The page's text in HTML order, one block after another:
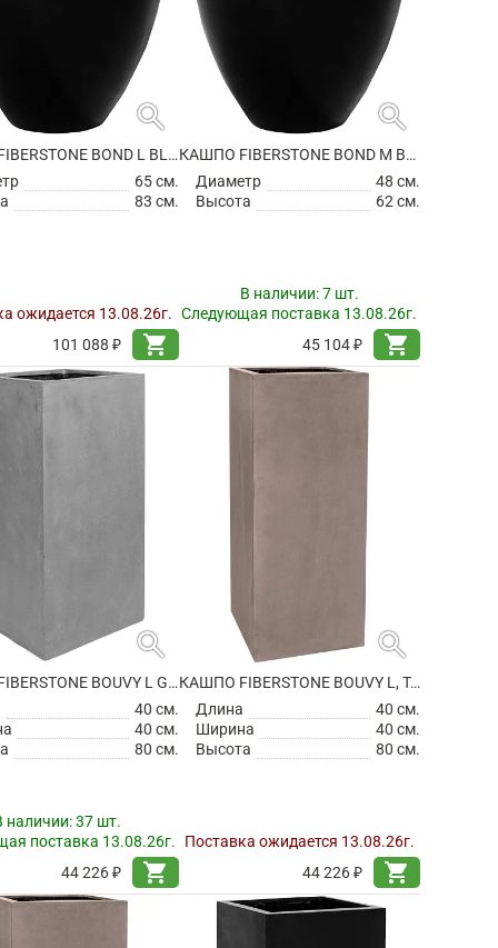
search
КАШПО FIBERSTONE BOND L BLACK
65 см.
83 см.
ожидается 13.08.26г.
101 088 ₽
shopping_cart
search
КАШПО FIBERSTONE BOND M BLACK
Диаметр
48 см.
Высота
62 см.
В наличии:7 шт.
Следующая поставка 13.08.26г.
45 104 ₽
shopping_cart
search
КАШПО FIBERSTONE BOUVY L GREY
40 см.
40 см.
80 см.
наличии:37 шт.
поставка 13.08.26г.
44 226 ₽
shopping_cart
search
КАШПО FIBERSTONE BOUVY L, TAUPE
Длина
40 см.
Ширина
40 см.
Высота
80 см.
Поставка ожидается 13.08.26г.
44 226 ₽
shopping_cart